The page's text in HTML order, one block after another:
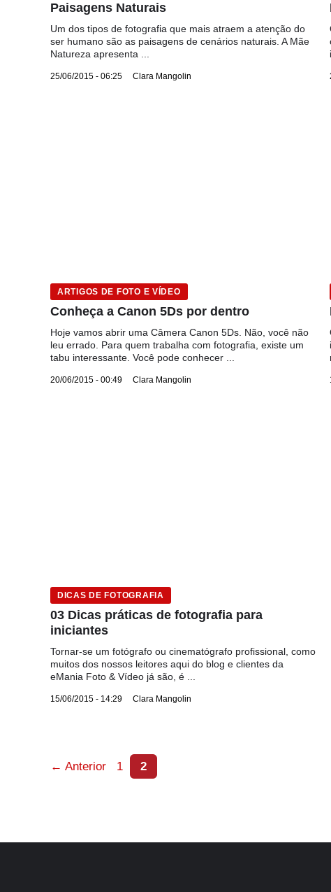
Paisagens Naturais
Um dos tipos de fotografia que mais atraem a atenção do
ser humano são as paisagens de cenários naturais. A Mãe
Natureza apresenta ...
25/06/2015 - 06:25 Clara Mangolin
ARTIGOS DE FOTO E VÍDEO
Conheça a Canon 5Ds por dentro
Hoje vamos abrir uma Câmera Canon 5Ds. Não, você não
leu errado. Para quem trabalha com fotografia, existe um
tabu interessante. Você pode conhecer ...
20/06/2015 - 00:49 Clara Mangolin
DICAS DE FOTOGRAFIA
03 Dicas práticas de fotografia para
iniciantes
Tornar-se um fotógrafo ou cinematógrafo profissional, como
muitos dos nossos leitores aqui do blog e clientes da
eMania Foto & Vídeo já são, é ...
15/06/2015 - 14:29 Clara Mangolin
← Anterior Page
1 Page
2